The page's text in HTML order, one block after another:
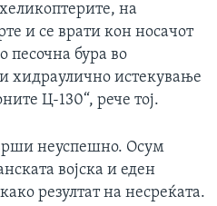
на
и се врати кон носачот
песочна бура во
хидраулично истекување
Ц-130“, рече тој.
неуспешно. Осум
војска и еден
резултат на несреќата.